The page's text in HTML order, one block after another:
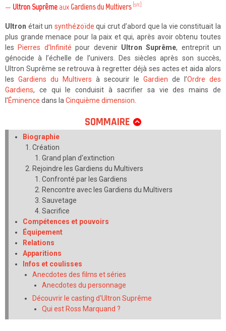
— Ultron Suprême aux Gardiens du Multivers [src]
Ultron était un synthézoïde qui crut d’abord que la vie constituait la
plus grande menace pour la paix et qui, après avoir obtenu toutes
les
Pierres d’Infinité pour devenir Ultron Suprême, entreprit un
génocide à l’échelle de l’univers. Des siècles après son succès,
Ultron Suprême se retrouva à regretter déjà ses actes et aida alors
les Gardiens du Multivers à secourir le Gardien de l’Ordre des
Gardiens, ce qui le conduisit à sacrifier sa vie des mains de
l'Éminence dans la Cinquième dimension
SOMMAIRE
Biographie
Création
Grand plan d'extinction
Rejoindre les Gardiens du Multivers
Confronté par les Gardiens
Rencontre avec les Gardiens du Multivers
Sauvetage
Sacrifice
Compétences et pouvoirs
Équipement
Relations
Apparitions
Infos et coulisses
Anecdotes des films et séries
Anecdotes du personnage
Découvrir le casting d'Ultron Suprême
Qui est Ross Marquand ?